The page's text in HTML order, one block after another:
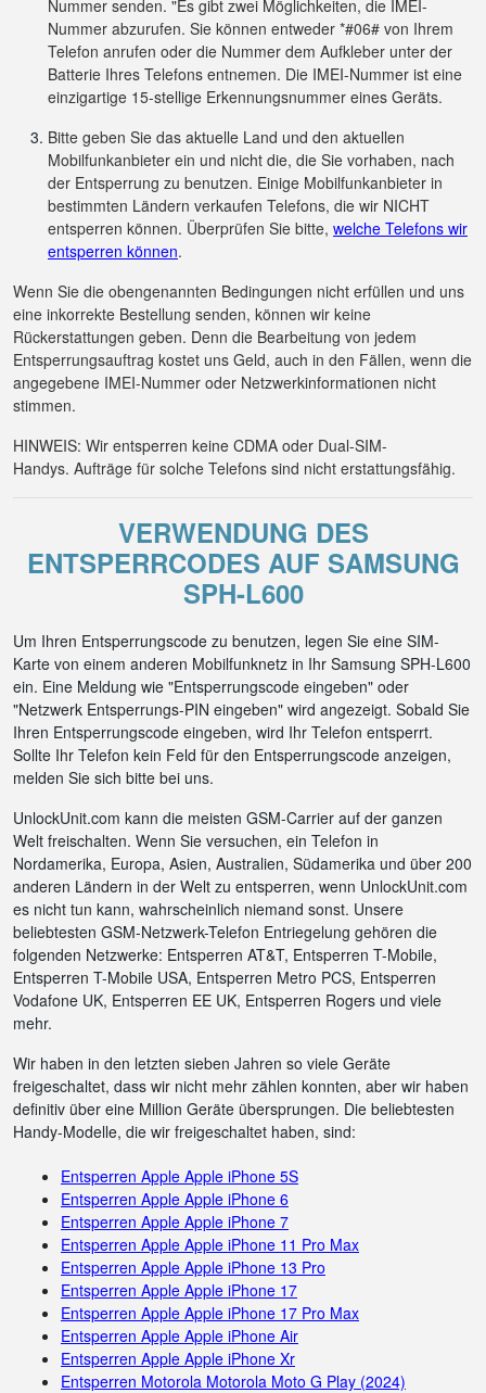
Nummer senden. "Es gibt zwei Möglichkeiten, die IMEI-
Nummer abzurufen. Sie können entweder *#06# von Ihrem
Telefon anrufen oder die Nummer dem Aufkleber unter der
Batterie Ihres Telefons entnemen. Die IMEI-Nummer ist eine
einzigartige 15-stellige Erkennungsnummer eines Geräts.
Bitte geben Sie das aktuelle Land und den aktuellen
Mobilfunkanbieter ein und nicht die, die Sie vorhaben, nach
der Entsperrung zu benutzen. Einige Mobilfunkanbieter in
bestimmten Ländern verkaufen Telefons, die wir NICHT
entsperren können. Überprüfen Sie bitte, welche Telefons wir
entsperren können.
Wenn Sie die obengenannten Bedingungen nicht erfüllen und uns
eine inkorrekte Bestellung senden, können wir keine
Rückerstattungen geben. Denn die Bearbeitung von jedem
Entsperrungsauftrag kostet uns Geld, auch in den Fällen, wenn die
angegebene IMEI-Nummer oder Netzwerkinformationen nicht
stimmen.
HINWEIS: Wir entsperren keine CDMA oder Dual-SIM-
Handys. Aufträge für solche Telefons sind nicht erstattungsfähig.
VERWENDUNG DES
ENTSPERRCODES AUF SAMSUNG
SPH-L600
Um Ihren Entsperrungscode zu benutzen, legen Sie eine SIM-
Karte von einem anderen Mobilfunknetz in Ihr Samsung SPH-L600
ein. Eine Meldung wie "Entsperrungscode eingeben" oder
"Netzwerk Entsperrungs-PIN eingeben" wird angezeigt. Sobald Sie
Ihren Entsperrungscode eingeben, wird Ihr Telefon entsperrt.
Sollte Ihr Telefon kein Feld für den Entsperrungscode anzeigen,
melden Sie sich bitte bei uns.
UnlockUnit.com kann die meisten GSM-Carrier auf der ganzen
Welt freischalten. Wenn Sie versuchen, ein Telefon in
Nordamerika, Europa, Asien, Australien, Südamerika und über 200
anderen Ländern in der Welt zu entsperren, wenn UnlockUnit.com
es nicht tun kann, wahrscheinlich niemand sonst. Unsere
beliebtesten GSM-Netzwerk-Telefon Entriegelung gehören die
folgenden Netzwerke: Entsperren AT&T, Entsperren T-Mobile,
Entsperren T-Mobile USA, Entsperren Metro PCS, Entsperren
Vodafone UK, Entsperren EE UK, Entsperren Rogers und viele
mehr.
Wir haben in den letzten sieben Jahren so viele Geräte
freigeschaltet, dass wir nicht mehr zählen konnten, aber wir haben
definitiv über eine Million Geräte übersprungen. Die beliebtesten
Handy-Modelle, die wir freigeschaltet haben, sind:
Entsperren Apple Apple iPhone 5S
Entsperren Apple Apple iPhone 6
Entsperren Apple Apple iPhone 7
Entsperren Apple Apple iPhone 11 Pro Max
Entsperren Apple Apple iPhone 13 Pro
Entsperren Apple Apple iPhone 17
Entsperren Apple Apple iPhone 17 Pro Max
Entsperren Apple Apple iPhone Air
Entsperren Apple Apple iPhone Xr
Entsperren Motorola Motorola Moto G Play (2024)